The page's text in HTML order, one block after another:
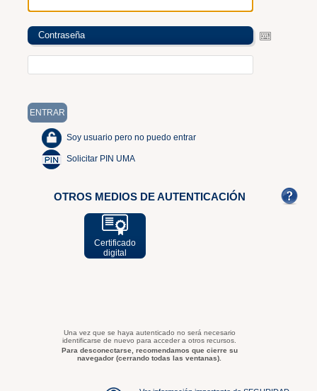
Contraseña
Soy usuario pero no puedo entrar
Solicitar PIN UMA
OTROS MEDIOS DE AUTENTICACIÓN
Certificado
digital
Una vez que se haya autenticado no será necesario
identificarse de nuevo para acceder a otros recursos.
Para desconectarse, recomendamos que cierre su
navegador (cerrando todas las ventanas).